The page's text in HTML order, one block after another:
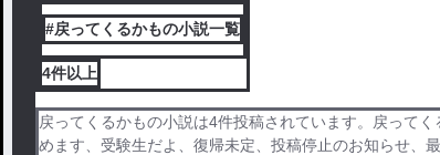
#戻ってくるかもの小説一覧
4件以上
戻ってくるかもの小説は4件投稿されています。戻って
めます、受験生だよ、復帰未定、投稿停止のお知らせ、